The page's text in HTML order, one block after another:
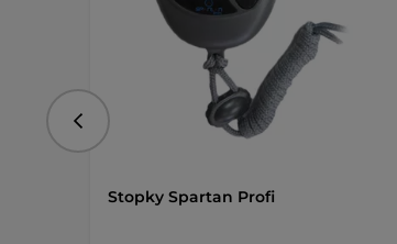
Stopky Spartan Profi
Predchádzajúce